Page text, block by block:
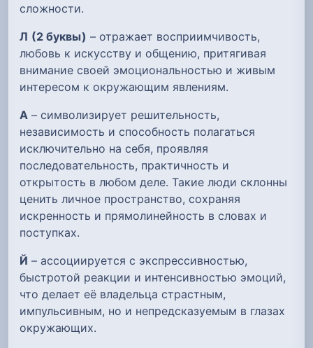
сложности.
Л (2 буквы) – отражает восприимчивость,
любовь к искусству и общению, притягивая
внимание своей эмоциональностью и живым
интересом к окружающим явлениям.
А – символизирует решительность,
независимость и способность полагаться
исключительно на себя, проявляя
последовательность, практичность и
открытость в любом деле. Такие люди склонны
ценить личное пространство, сохраняя
искренность и прямолинейность в словах и
поступках.
Й – ассоциируется с экспрессивностью,
быстротой реакции и интенсивностью эмоций,
что делает её владельца страстным,
импульсивным, но и непредсказуемым в глазах
окружающих.